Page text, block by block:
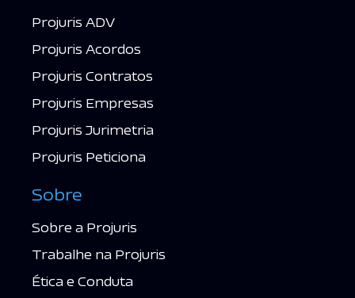
Projuris ADV
Projuris Acordos
Projuris Contratos
Projuris Empresas
Projuris Jurimetria
Projuris Peticiona
Sobre
Sobre a Projuris
Trabalhe na Projuris
Ética e Conduta